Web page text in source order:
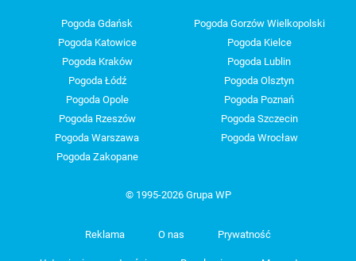
Pogoda Gdańsk
Pogoda Gorzów Wielkopolski
Pogoda Katowice
Pogoda Kielce
Pogoda Kraków
Pogoda Lublin
Pogoda Łódź
Pogoda Olsztyn
Pogoda Opole
Pogoda Poznań
Pogoda Rzeszów
Pogoda Szczecin
Pogoda Warszawa
Pogoda Wrocław
Pogoda Zakopane
© 1995-2026 Grupa WP
Reklama O nas Prywatność